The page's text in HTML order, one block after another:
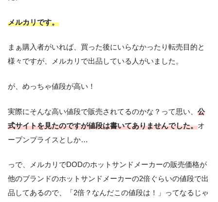
メルカリです。
まぁ購入者がいれば、買った後にいらなかったり転売目的と
様々ですが、メルカリで出品している人がいました。
が、めっちゃ値段が高い！
実際にそんな高い値段で販売されてるのかな？って思い、 公
式サイトを見たのですが値段は書いてありませんでした。オ
ープンプライスとしか…
っで、メルカリでDODのホットサンドメーカーの販売価格が
他のブランドのホットサンドメーカーの2倍ぐらいの値段で出
品してあるので、「2倍？なんだこの値段は！」ってなるじゃ